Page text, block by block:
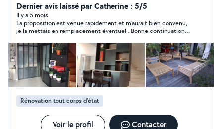
bibliothèques personnalisées.
Dernier avis laissé par Catherine : 5/5
Il y a 5 mois
La proposition est venue rapidement et m'aurait bien convenu,
je la mettais en remplacement éventuel . Bonne continuation,
Rénovation tout corps d’état
Voir le profil Contacter